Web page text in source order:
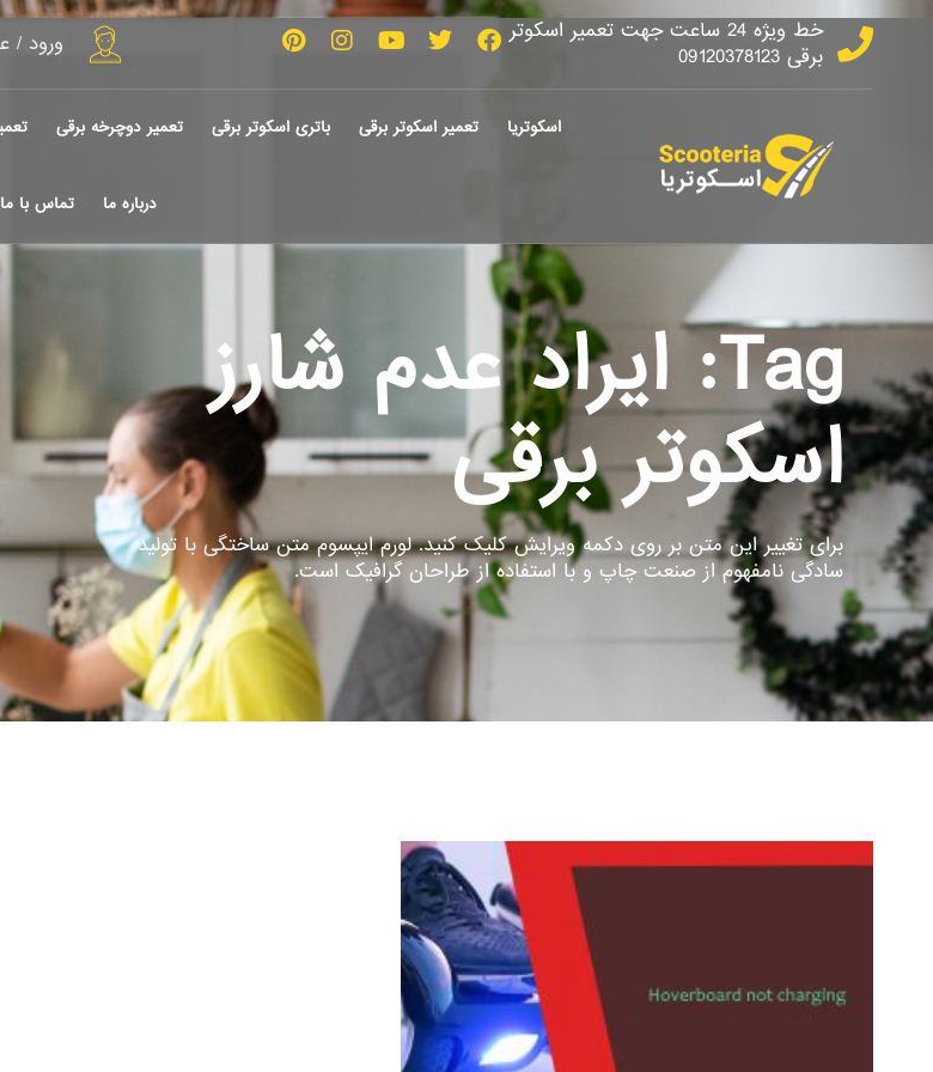
خط ویژه 24 ساعت جهت تعمیر اسکوتر
برقی 09120378123
ورود /
اسکوتریا تعمیر اسکوتر برقی باتری اسکوتر برقی تعمیر دوچرخه برقی
درباره ما تماس با ما
Tag: ایراد عدم شارز
اسکوتر برقی
برای تغییر این متن بر روی دکمه ویرایش کلیک کنید. لورم ایپسوم متن ساختگی با تولید
سادگی نامفهوم از صنعت چاپ و با استفاده از طراحان گرافیک است.